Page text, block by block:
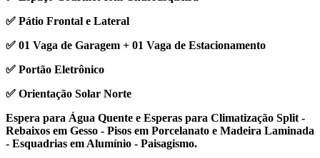
✅ Pátio Frontal e Lateral
✅ 01 Vaga de Garagem + 01 Vaga de Estacionamento
✅ Portão Eletrônico
✅ Orientação Solar Norte
Espera para Água Quente e Esperas para Climatização Split -
Rebaixos em Gesso - Pisos em Porcelanato e Madeira Laminada
- Esquadrias em Alumínio - Paisagismo.